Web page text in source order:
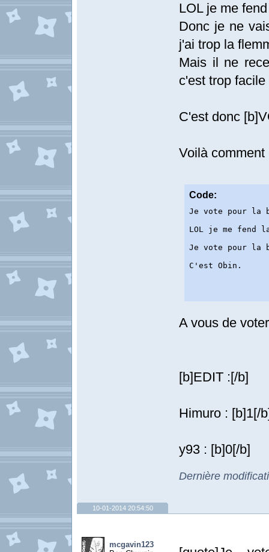
LOL je me
Donc je ne
j'ai trop la
Mais il ne
c'est trop
C'est donc
Voilà
Code:
Je vote pour la
LOL je me fend
Je vote pour la
C'est Obin.
A vous de
[b]EDIT :[/b]
Himuro : [b]1[/
y93 : [b]0[/b]
Dernière
10-01-2014 20:54:50
mcgavin123